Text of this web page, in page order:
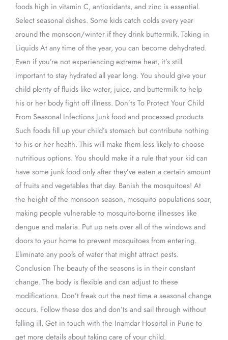
foods high in vitamin C, antioxidants, and zinc is essential.
Select seasonal dishes. Some kids catch colds every year
around the monsoon/winter if they drink buttermilk. Taking in
Liquids At any time of the year, you can become dehydrated.
Even if you’re not experiencing extreme heat, it’s still
important to stay hydrated all year long. You should give your
child plenty of fluids like water, juice, and buttermilk to help
his or her body fight off illness. Don’ts To Protect Your Child
From Seasonal Infections Junk food and processed products
Such foods fill up your child’s stomach but contribute nothing
to his or her health. This will make them less likely to choose
nutritious options. You should make it a rule that your kid can
have some junk food only after they’ve eaten a certain amount
of fruits and vegetables that day. Banish the mosquitoes! At
the height of the monsoon season, mosquito populations soar,
making people vulnerable to mosquito-borne illnesses like
dengue and malaria. Put up nets over all of the windows and
doors to your home to prevent mosquitoes from entering.
Eliminate any pools of water that might attract pests.
Conclusion The beauty of the seasons is in their constant
change. The body is flexible and can adjust to these
modifications. Don’t freak out the next time a seasonal change
occurs. Follow these dos and don’ts and sail through without
falling ill. Get in touch with the Inamdar Hospital in Pune to
get more details about taking care of your child.